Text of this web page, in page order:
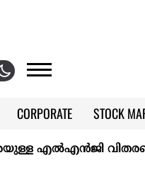
CORPORATE
STOCK
എൽഎൻജി വിതരണം